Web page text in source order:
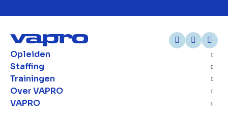
Opleiden
Staffing
Trainingen
Over VAPRO
VAPRO